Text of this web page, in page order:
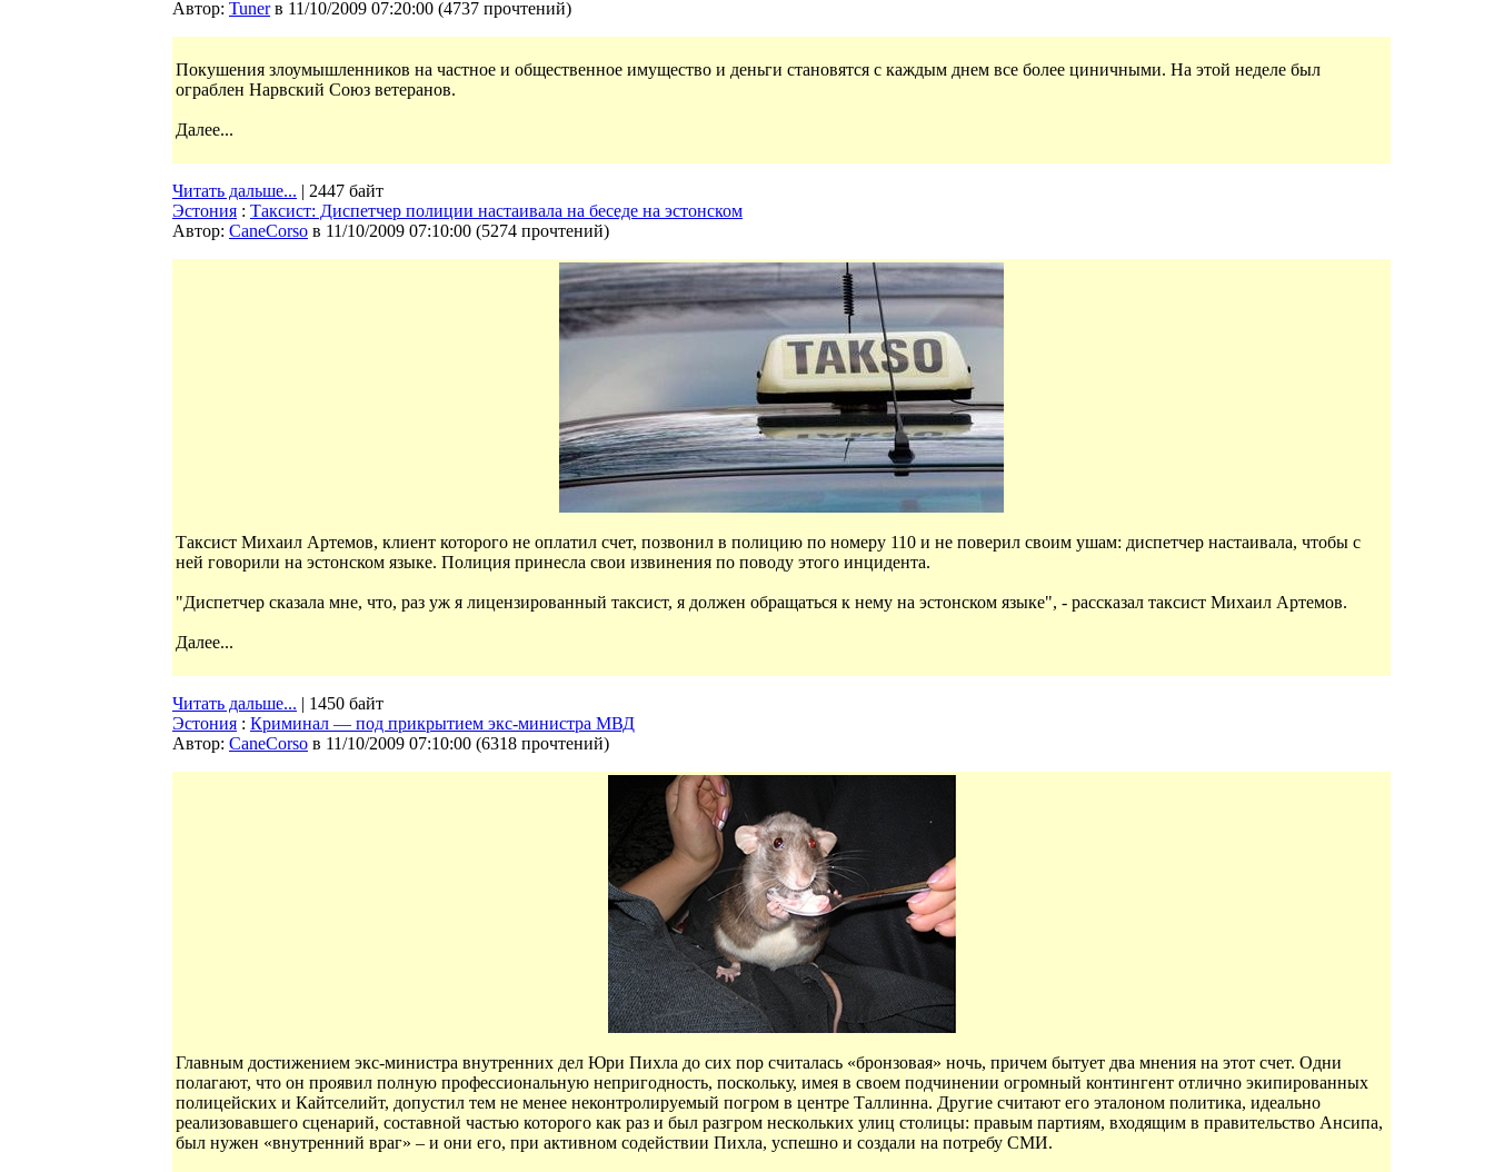
Автор: Tuner в 11/10/2009 07:20:00 (4737 прочтений)
Покушения злоумышленников на частное и общественное имущество и деньги становятся с каждым днем все более циничными. На этой неделе был
ограблен Нарвский Союз ветеранов.
Далее...
Читать дальше... | 2447 байт
Эстония : Таксист: Диспетчер полиции настаивала на беседе на эстонском
Автор: CaneCorso в 11/10/2009 07:10:00 (5274 прочтений)
Таксист Михаил Артемов, клиент которого не оплатил счет, позвонил в полицию по номеру 110 и не поверил своим ушам: диспетчер настаивала, чтобы с
ней говорили на эстонском языке. Полиция принесла свои извинения по поводу этого инцидента.
"Диспетчер сказала мне, что, раз уж я лицензированный таксист, я должен обращаться к нему на эстонском языке", - рассказал таксист Михаил Артемов.
Далее...
Читать дальше... | 1450 байт
Эстония : Криминал — под прикрытием экс-министра МВД
Автор: CaneCorso в 11/10/2009 07:10:00 (6318 прочтений)
Главным достижением экс-министра внутренних дел Юри Пихла до сих пор считалась «бронзовая» ночь, причем бытует два мнения на этот счет. Одни
полагают, что он проявил полную профессиональную непригодность, поскольку, имея в своем подчинении огромный контингент отлично экипированных
полицейских и Кайтселийт, допустил тем не менее неконтролируемый погром в центре Таллинна. Другие считают его эталоном политика, идеально
реализовавшего сценарий, составной частью которого как раз и был разгром нескольких улиц столицы: правым партиям, входящим в правительство Ансипа,
был нужен «внутренний враг» – и они его, при активном содействии Пихла, успешно и создали на потребу СМИ.